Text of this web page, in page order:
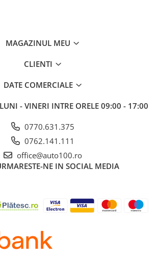
MAGAZINUL MEU
CLIENTI
DATE COMERCIALE
LUNI - VINERI INTRE ORELE 09:00 - 17:00
0770.631.375
0762.141.111
office@auto100.ro
NE IN SOCIAL MEDIA